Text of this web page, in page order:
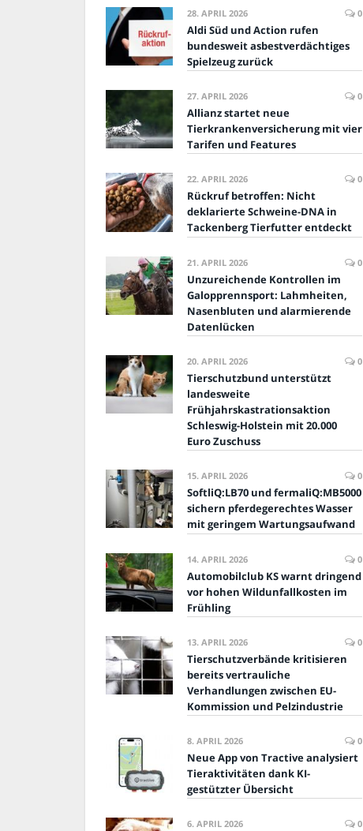
28. APRIL 2026 0
Aldi Süd und Action rufen
bundesweit asbestverdächtiges
Spielzeug zurück
27. APRIL 2026 0
Allianz startet neue
Tierkrankenversicherung mit vier
Tarifen und Features
22. APRIL 2026 0
Rückruf betroffen: Nicht
deklarierte Schweine-DNA in
Tackenberg Tierfutter entdeckt
21. APRIL 2026 0
Unzureichende Kontrollen im
Galopprennsport: Lahmheiten,
Nasenbluten und alarmierende
Datenlücken
20. APRIL 2026 0
Tierschutzbund unterstützt
landesweite
Frühjahrskastrationsaktion
Schleswig-Holstein mit 20.000
Euro Zuschuss
15. APRIL 2026 0
SoftliQ:LB70 und fermaliQ:MB5000
sichern pferdegerechtes Wasser
mit geringem Wartungsaufwand
14. APRIL 2026 0
Automobilclub KS warnt dringend
vor hohen Wildunfallkosten im
Frühling
13. APRIL 2026 0
Tierschutzverbände kritisieren
bereits vertrauliche
Verhandlungen zwischen EU-
Kommission und Pelzindustrie
8. APRIL 2026 0
Neue App von Tractive analysiert
Tieraktivitäten dank KI-
gestützter Übersicht
6. APRIL 2026 0